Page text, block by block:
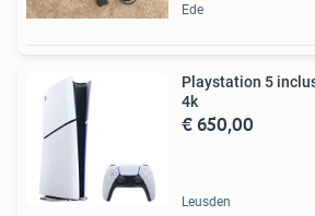
Ede
Playstation 5
4k
€ 650,00
Leusden